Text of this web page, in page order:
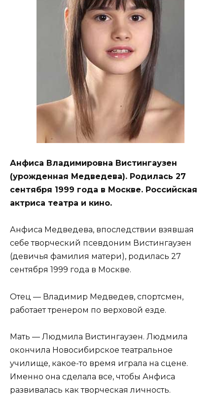
Анфиса Владимировна Вистингаузен
(урожденная Медведева). Родилась 27
сентября 1999 года в Москве. Российская
актриса театра и кино.
Анфиса Медведева, впоследствии взявшая
себе творческий псевдоним Вистингаузен
(девичья фамилия матери), родилась 27
сентября 1999 года в Москве.
Отец — Владимир Медведев, спортсмен,
работает тренером по верховой езде.
Мать — Людмила Вистингаузен. Людмила
окончила Новосибирское театральное
училище, какое-то время играла на сцене.
Именно она сделала все, чтобы Анфиса
развивалась как творческая личность.